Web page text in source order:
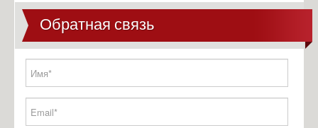
Обратная связь